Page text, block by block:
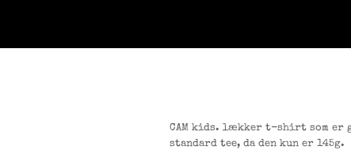
CAM kids. lækker t-shirt som er
standard tee, da den kun er 145g.